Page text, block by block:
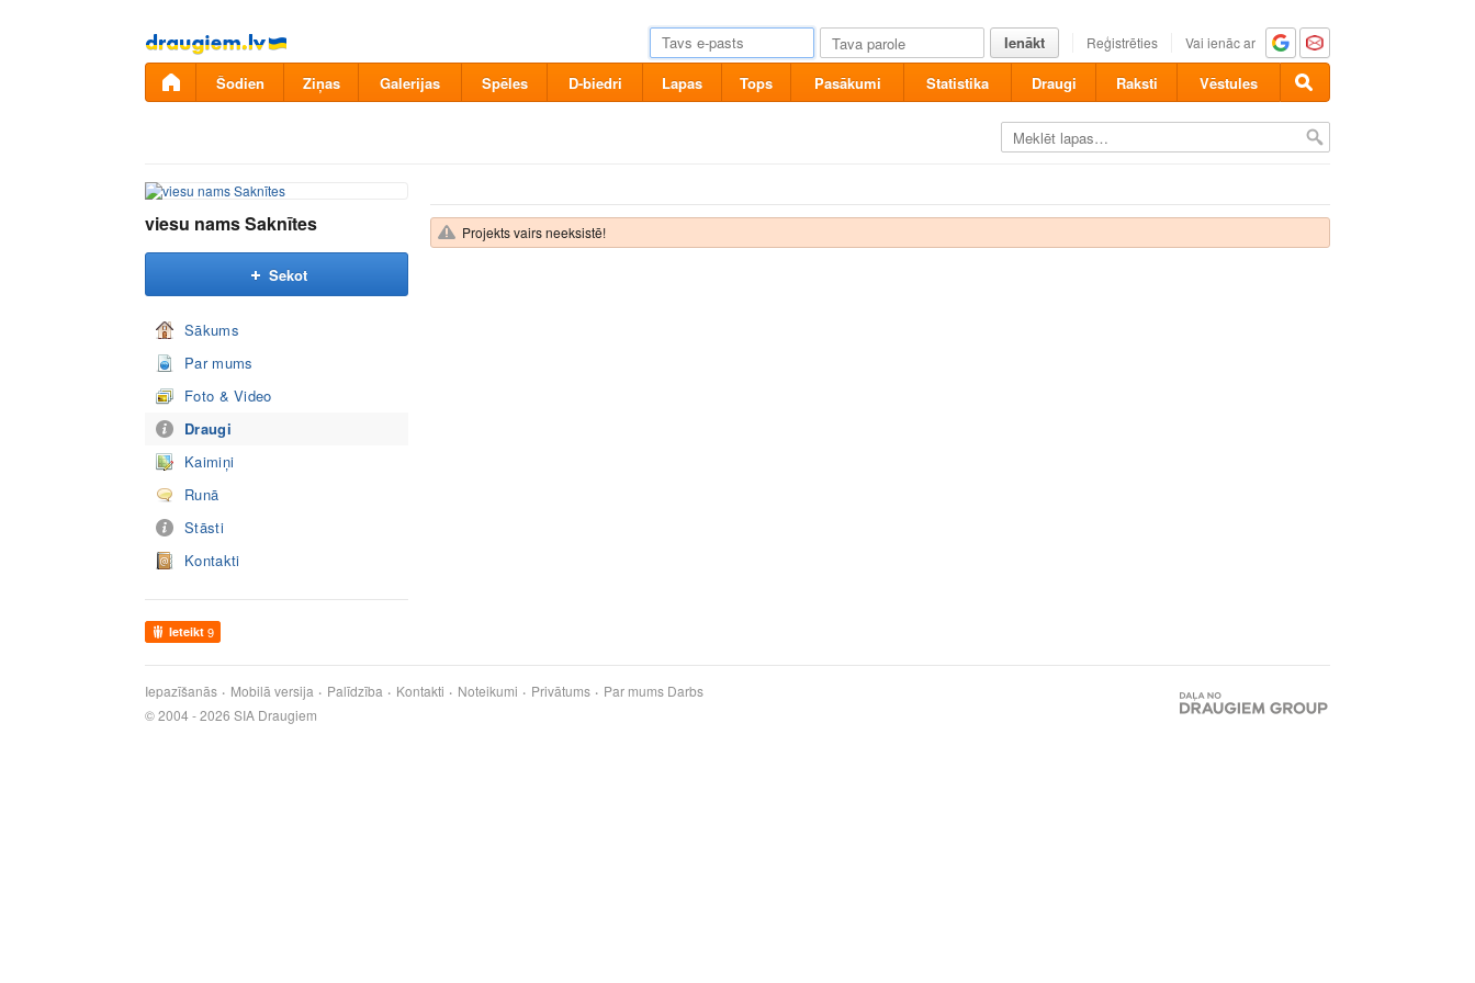
Pāriet
uz
saturu
Ienākt Reģistrēties Vai ienāc ar
Šodien Ziņas Galerijas Spēles D-biedri Lapas Tops Pasākumi Statistika Draugi Raksti Vēstules
viesu nams Saknītes
Sekot
Sākums
Par mums
Foto & Video
Draugi
Kaimiņi
Runā
Stāsti
Kontakti
Ieteikt 9
Projekts vairs neeksistē!
Iepazīšanās Mobilā versija Palīdzība Kontakti Noteikumi Privātums Par mums Darbs
© 2004 - 2026 SIA Draugiem